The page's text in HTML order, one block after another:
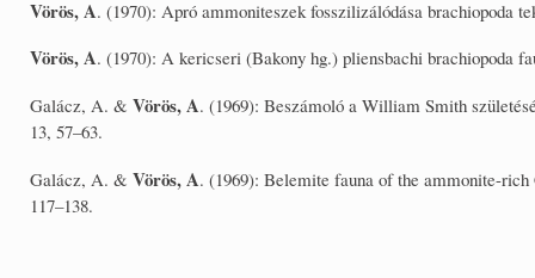
Vörös, A. (1970): Apró ammoniteszek fosszilizálódása brachiopoda
Vörös, A. (1970): A kericseri (Bakony hg.) pliensbachi brachiopoda
Galácz, A. & Vörös, A. (1969): Beszámoló a William Smith
13, 57–63.
Galácz, A. & Vörös, A. (1969): Belemite fauna of the ammonite-
117–138.